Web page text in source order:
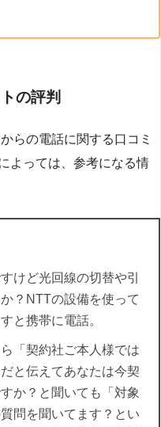
の評判
らの電話に関する口コミ
よっては、参考になる情
けど光回線の切替や引
？NTTの設備を使って
と携帯に電話。
「契約社ご本人様では
と伝えてあなたは今契
か？と聞いても「対象
問を聞いてます？とい